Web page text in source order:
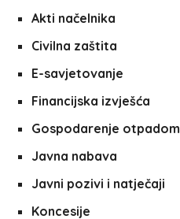
Akti načelnika
Civilna zaštita
E-savjetovanje
Financijska izvješća
Gospodarenje otpadom
Javna nabava
Javni pozivi i natječaji
Koncesije